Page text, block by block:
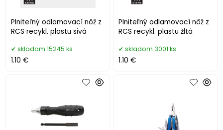
Plniteľný odlamovací nôž z
RCS recykl. plastu sivá
skladom 15245 ks
1.10 €
Plniteľný odlamovací nôž z
RCS recykl. plastu žltá
skladom 3001 ks
1.10 €